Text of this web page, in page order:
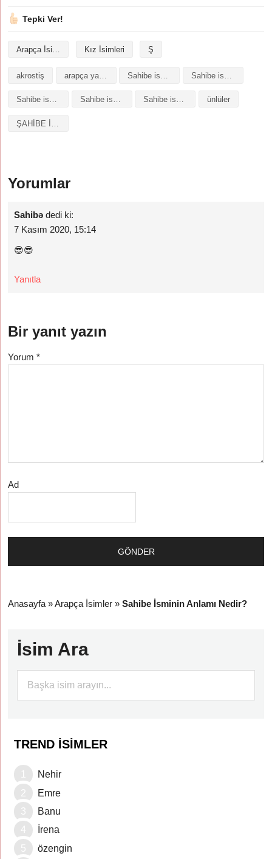
Tepki Ver!
Arapça İsimler Kız İsimleri Ş
akrostiş arapça yazılışı
Sahibe isminin baş harfleriyle şiir Sahibe isminin kökeni Sahibe isminin numerolojisi ünlüler
Yorumlar
Sahibə dedi ki:
7 Kasım 2020, 15:14
😎😎
Yanıtla
Bir yanıt yazın
Yorum*
Ad
Anasayfa »Arapça İsimler »Sahibe İsminin Anlamı Nedir?
İsim Ara
TREND İSIMLER
Nehir
Emre
Banu
İrena
özengin